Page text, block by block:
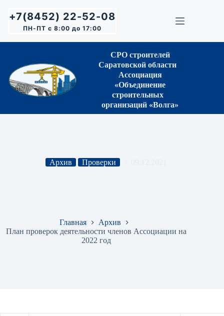
сути+7(8452) 22-52-08
ПН-ПТ с 8:00 до 17:00
СРО строителей
Саратовской области
Ассоциация
«Объединение
строительных
организаций «Волга»
Архив Проверки
Главная
Архив
План проверок деятельности членов Ассоциации на
2022 год